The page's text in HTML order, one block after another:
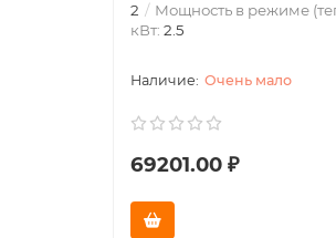
2
Мощность в режиме
кВт: 2.5
Очень мало
69201.00 ₽